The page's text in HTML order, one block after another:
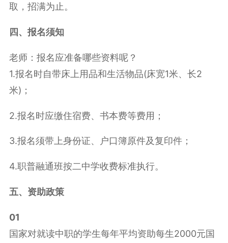
取，招满为止。
四、报名须知
老师：报名应准备哪些资料呢？
1.报名时自带床上用品和生活物品(床宽1米、长2
米)；
2.报名时应缴住宿费、书本费等费用；
3.报名须带上身份证、户口簿原件及复印件；
4.职普融通班按二中学收费标准执行。
五、资助政策
01
国家对就读中职的学生每年平均资助每生2000元国